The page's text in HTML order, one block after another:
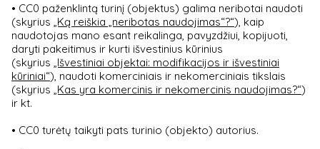
• CC0 paženklintą turinį (objektus) galima neribotai naudoti
(skyrius „Ką reiškia „neribotas naudojimas“?“), kaip
naudotojas mano esant reikalinga, pavyzdžiui, kopijuoti,
daryti pakeitimus ir kurti išvestinius kūrinius
(skyrius „Išvestiniai objektai: modifikacijos ir išvestiniai
kūriniai“), naudoti komerciniais ir nekomerciniais tikslais
(skyrius „Kas yra komercinis ir nekomercinis naudojimas?“)
ir kt.
• CC0 turėtų taikyti pats turinio (objekto) autorius.